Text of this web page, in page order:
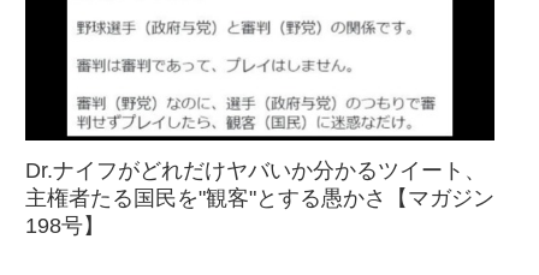
Dr.ナイフがどれだけヤバいか分かるツイート、
主権者たる国民を"観客"とする愚かさ【マガジン
198号】